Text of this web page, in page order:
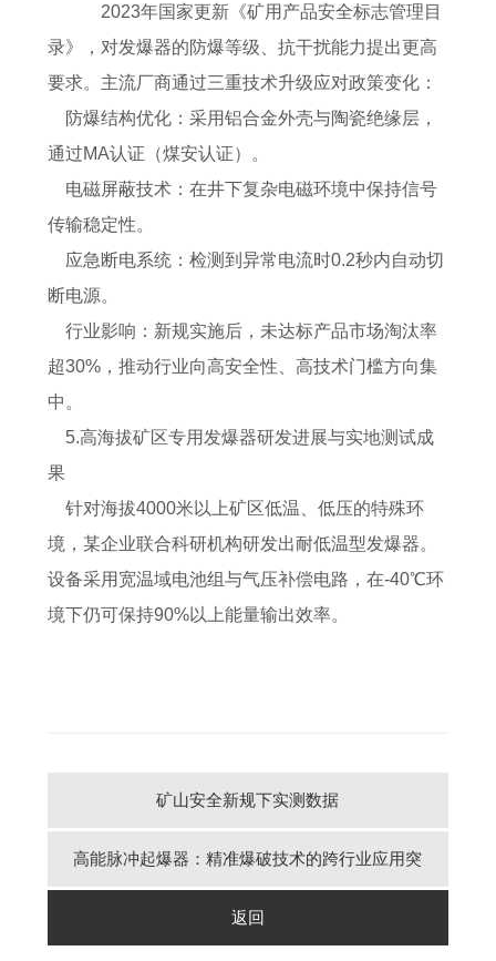
2023年国家更新《矿用产品安全标志管理目
录》，对发爆器的防爆等级、抗干扰能力提出更高
要求。主流厂商通过‌三重技术升级‌应对政策变化：
‌防爆结构优化‌：采用铝合金外壳与陶瓷绝缘层，
通过MA认证（煤安认证）。
‌电磁屏蔽技术‌：在井下复杂电磁环境中保持信号
传输稳定性。
‌应急断电系统‌：检测到异常电流时0.2秒内自动切
断电源。
‌行业影响‌：新规实施后，未达标产品市场淘汰率
超30%，推动行业向高安全性、高技术门槛方向集
中。
‌5.高海拔矿区专用发爆器研发进展与实地测试成
果‌
针对海拔4000米以上矿区低温、低压的特殊环
境，某企业联合科研机构研发出‌耐低温型发爆器‌。
设备采用‌宽温域电池组‌与‌气压补偿电路‌，在-40℃环
境下仍可保持90%以上能量输出效率。
矿山安全新规下实测数据
高能脉冲起爆器：精准爆破技术的跨行业应用突
破‌
返回